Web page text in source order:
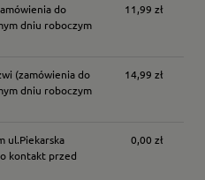
do
dniu roboczym
11,99 zł
(zamówienia do
dniu roboczym
14,99 zł
ul.Piekarska
kontakt przed
0,00 zł